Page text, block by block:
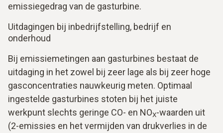
emissiegedrag van de gasturbine.
Uitdagingen bij inbedrijfstelling, bedrijf en
onderhoud
Bij emissiemetingen aan gasturbines bestaat de
uitdaging in het zowel bij zeer lage als bij zeer hoge
gasconcentraties nauwkeurig meten. Optimaal
ingestelde gasturbines stoten bij het juiste
werkpunt slechts geringe CO- en NOX-waarden uit
(2-emissies en het vermijden van drukverlies in de